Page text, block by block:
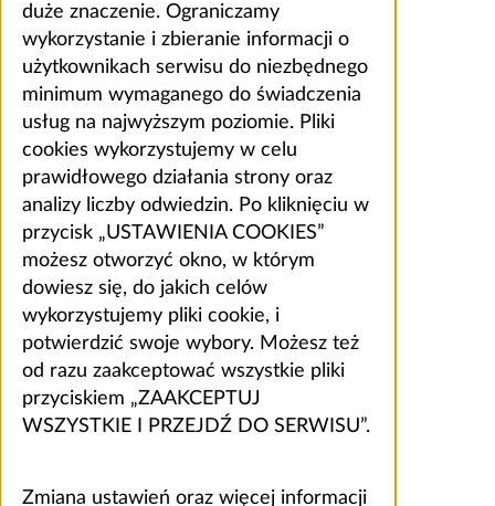
duże znaczenie. Ograniczamy
wykorzystanie i zbieranie informacji o
użytkownikach serwisu do niezbędnego
minimum wymaganego do świadczenia
usług na najwyższym poziomie. Pliki
cookies wykorzystujemy w celu
prawidłowego działania strony oraz
analizy liczby odwiedzin. Po kliknięciu w
przycisk „USTAWIENIA COOKIES”
możesz otworzyć okno, w którym
dowiesz się, do jakich celów
wykorzystujemy pliki cookie, i
potwierdzić swoje wybory. Możesz też
od razu zaakceptować wszystkie pliki
przyciskiem „ZAAKCEPTUJ
WSZYSTKIE I PRZEJDŹ DO SERWISU”.
Zmiana ustawień oraz więcej informacji